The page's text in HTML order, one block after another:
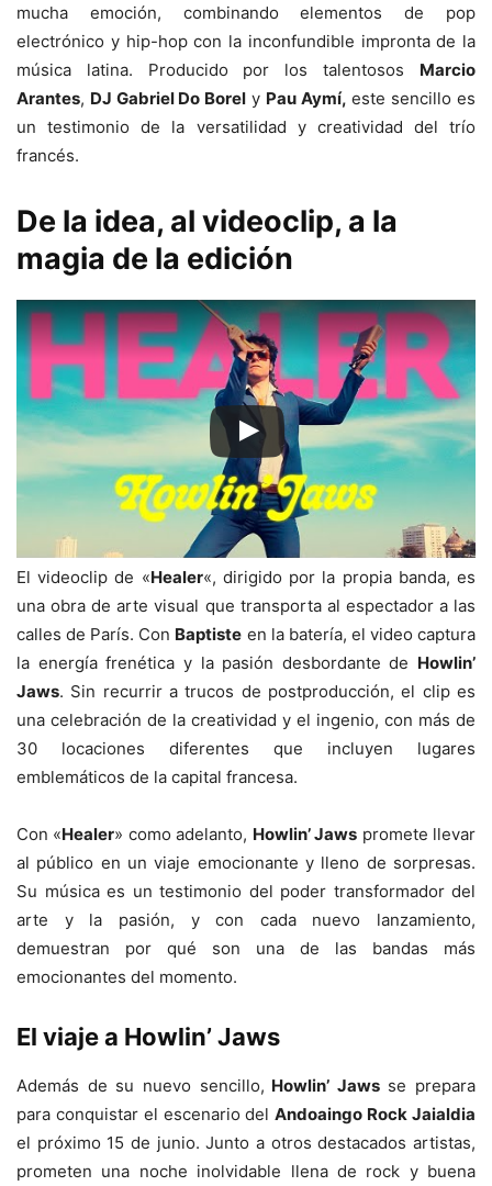
mucha emoción, combinando elementos de pop
electrónico y hip-hop con la inconfundible impronta de la
música latina. Producido por los talentosos Marcio
Arantes, DJ Gabriel Do Borel y Pau Aymí, este sencillo es
un testimonio de la versatilidad y creatividad del trío
francés.
De la idea, al videoclip, a la
magia de la edición
El videoclip de «Healer«, dirigido por la propia banda, es
una obra de arte visual que transporta al espectador a las
calles de París. Con Baptiste en la batería, el video captura
la energía frenética y la pasión desbordante de Howlin’
Jaws. Sin recurrir a trucos de postproducción, el clip es
una celebración de la creatividad y el ingenio, con más de
30 locaciones diferentes que incluyen lugares
emblemáticos de la capital francesa.
Con «Healer» como adelanto, Howlin’ Jaws promete llevar
al público en un viaje emocionante y lleno de sorpresas.
Su música es un testimonio del poder transformador del
arte y la pasión, y con cada nuevo lanzamiento,
demuestran por qué son una de las bandas más
emocionantes del momento.
El viaje a Howlin’ Jaws
Además de su nuevo sencillo, Howlin’ Jawsse prepara
para conquistar el escenario delAndoaingo Rock Jaialdia
el próximo 15 de junio. Junto a otros destacados artistas,
prometen una noche inolvidable llena de rock y buena